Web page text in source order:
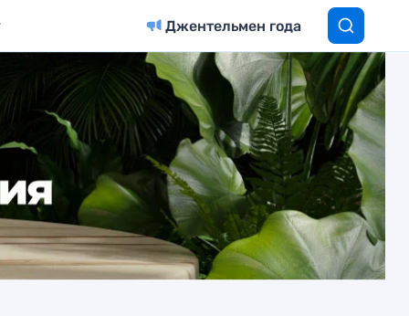
Джентельмен года